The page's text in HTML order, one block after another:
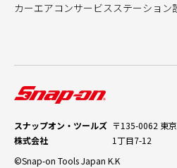
カーエアコンサービスステーション
スナップオン・ツールズ
株式会社
〒135-0062 東
1丁目7-12
©Snap-on Tools Japan K.K